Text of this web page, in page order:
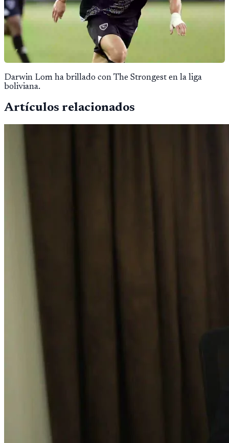
Darwin Lom ha brillado con The Strongest en la liga
boliviana.
Artículos relacionados